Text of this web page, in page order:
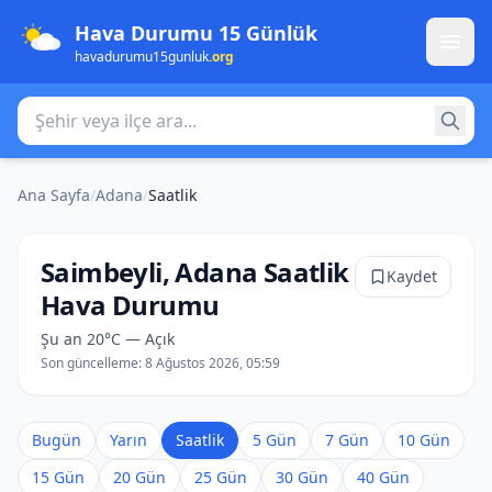
Hava Durumu 15 Günlük
havadurumu15gunluk.org
Şehir veya ilçe ara
Ana Sayfa/Adana/Saatlik
Saimbeyli, Adana Saatlik
Hava Durumu
Şu an 20°C — Açık
Son güncelleme:8 Ağustos 2026, 05:59
Kaydet
Bugün Yarın Saatlik 5 Gün 7 Gün
10 Gün
15 Gün
20 Gün 25 Gün 30 Gün
40 Gün